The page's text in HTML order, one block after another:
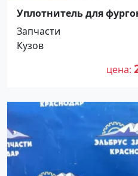
Уплотнитель для
Запчасти
Кузов
цена